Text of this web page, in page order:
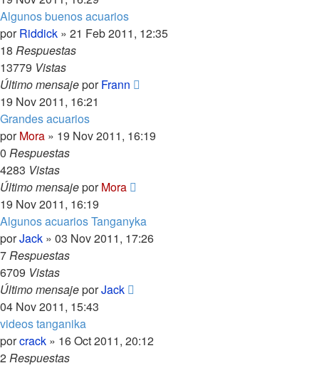
Algunos buenos acuarios
porRiddick » 21 Feb 2011, 12:35
18 Respuestas
13779 Vistas
Último mensajeporFrann
19 Nov 2011, 16:21
Grandes acuarios
porMora » 19 Nov 2011, 16:19
0 Respuestas
4283 Vistas
Último mensajeporMora
19 Nov 2011, 16:19
Algunos acuarios Tanganyka
porJack » 03 Nov 2011, 17:26
7Respuestas
6709 Vistas
Último mensajeporJack
04 Nov 2011, 15:43
videos tanganika
porcrack » 16 Oct 2011, 20:12
2Respuestas